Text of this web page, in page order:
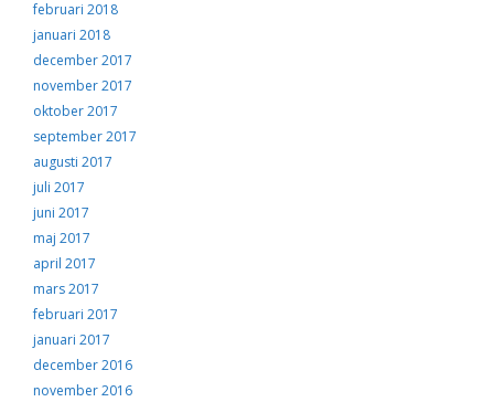
februari 2018
januari 2018
december 2017
november 2017
oktober 2017
september 2017
augusti 2017
juli 2017
juni 2017
maj 2017
april 2017
mars 2017
februari 2017
januari 2017
december 2016
november 2016